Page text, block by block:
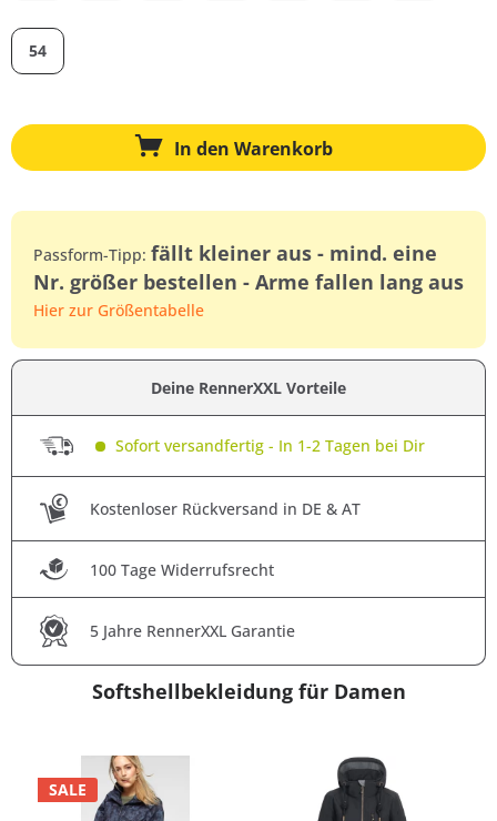
54
In den Warenkorb
Passform-Tipp: fällt kleiner aus - mind. eine
Nr. größer bestellen - Arme fallen lang aus
Hier zur Größentabelle
Deine RennerXXL Vorteile
Sofort versandfertig - In 1-2 Tagen bei Dir
Kostenloser Rückversand in DE & AT
100 Tage Widerrufsrecht
5 Jahre RennerXXL Garantie
Softshellbekleidung für Damen
SALE